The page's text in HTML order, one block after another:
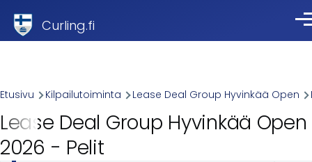
Curling.fi
Breadcrumb
Etusivu Kilpailutoiminta Lease Deal Group Hyvinkää Open
Lease Deal Group Hyvinkää Open
2026 - Pelit